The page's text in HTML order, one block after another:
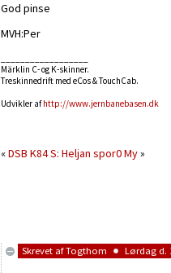
God pinse
MVH:Per
Märklin C- og K-skinner.
Treskinnedrift med eCos & TouchCab.
Udvikler afhttp://www.jernbanebasen.dk
«DSB K84S: Heljan spor0 My»
Skrevet afTogthom Lørdag d.